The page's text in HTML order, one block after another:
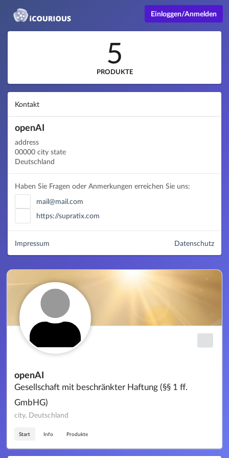
Einloggen/Anmelden
openAI
Gesellschaft mit beschränkter Haftung (§§ 1 ff.
GmbHG)
city, Deutschland
Start Info Produkte
5
PRODUKTE
Kontakt
openAI
address
00000 city state
Deutschland
Haben Sie Fragen oder Anmerkungen erreichen Sie uns:
mail@mail.com
https://supratix.com
Datenschutz
Impressum